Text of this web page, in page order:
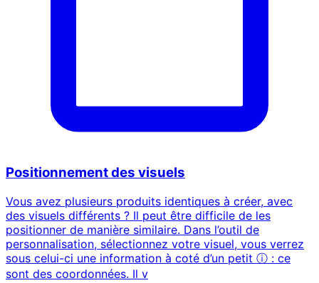
Positionnement des visuels
Vous avez plusieurs produits identiques à créer, avec
des visuels différents ? Il peut être difficile de les
positionner de manière similaire. Dans l’outil de
personnalisation, sélectionnez votre visuel, vous verrez
sous celui-ci une information à coté d’un petit ⓘ : ce
sont des coordonnées. Il v